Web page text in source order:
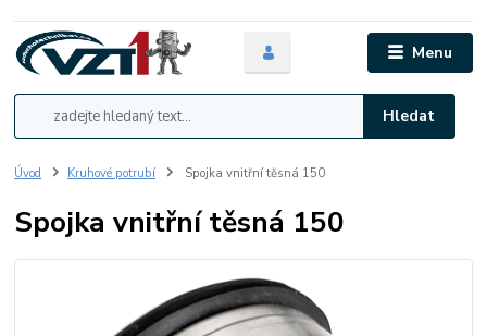
Menu
Hledat
Úvod Kruhové potrubí Spojka vnitřní těsná 150
Spojka vnitřní těsná 150